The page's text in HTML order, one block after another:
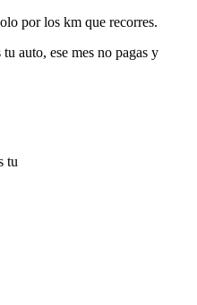
por los km que recorres.
auto, ese mes no pagas y
tu